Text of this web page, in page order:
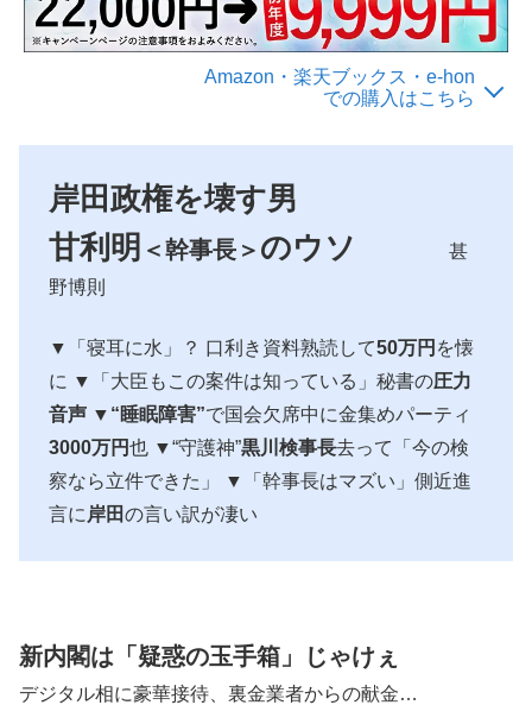
Amazon・楽天ブックス・e-hon
での購入はこちら
岸田政権を壊す男
甘利明 ＜幹事長＞ のウソ
甚
野博則
▼「寝耳に水」？ 口利き資料熟読して50万円 を懐
に ▼「大臣もこの案件は知っている」秘書の圧力
音声 ▼ “睡眠障害”で国会欠席中に金集めパーティ
3000万円也 ▼“守護神”黒川検事長去って「今の検
察なら立件できた」 ▼「幹事長はマズい」側近進
言に 岸田の言い訳が凄い
新内閣は「疑惑の玉手箱」じゃけぇ
デジタル相に豪華接待、裏金業者からの献金…